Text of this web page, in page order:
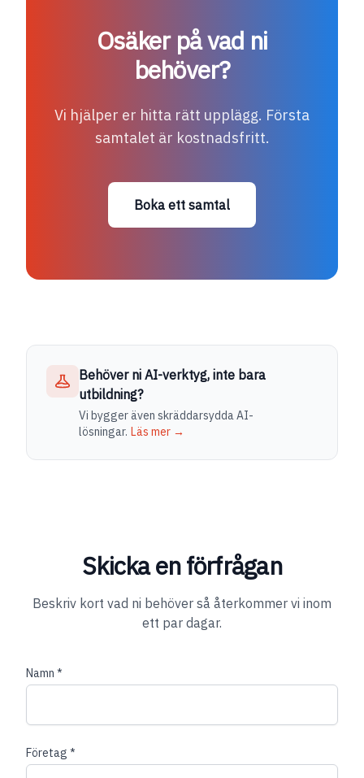
Osäker på vad ni
behöver?
Vi hjälper er hitta rätt upplägg. Första
samtalet är kostnadsfritt.
Boka ett samtal
Behöver ni AI-verktyg, inte bara
utbildning?
Vi bygger även skräddarsydda AI-
lösningar. Läs mer →
Skicka en förfrågan
Beskriv kort vad ni behöver så återkommer vi inom
ett par dagar.
Namn *
Företag *